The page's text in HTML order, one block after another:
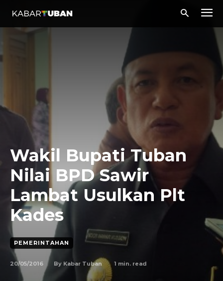
Wakil Bupati Tuban
Nilai BPD Sawir
Lambat Usulkan Plt
Kades
PEMERINTAHAN
20/05/2016 By Kabar Tuban 1 min. read